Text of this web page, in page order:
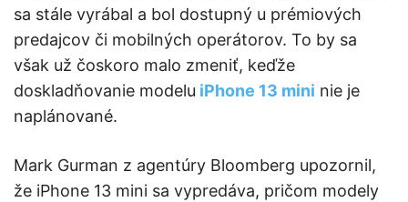
sa stále vyrábal a bol dostupný u prémiových
predajcov či mobilných operátorov. To by sa
však už čoskoro malo zmeniť, keďže
doskladňovanie modelu iPhone 13 mini nie je
naplánované.
Mark Gurman z agentúry Bloomberg upozornil,
že iPhone 13 mini sa vypredáva, pričom modely